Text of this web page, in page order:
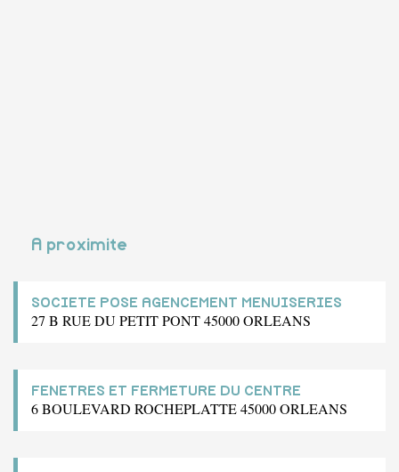
A proximite
SOCIETE POSE AGENCEMENT MENUISERIES
27 B RUE DU PETIT PONT 45000 ORLEANS
FENETRES ET FERMETURE DU CENTRE
6 BOULEVARD ROCHEPLATTE 45000 ORLEANS